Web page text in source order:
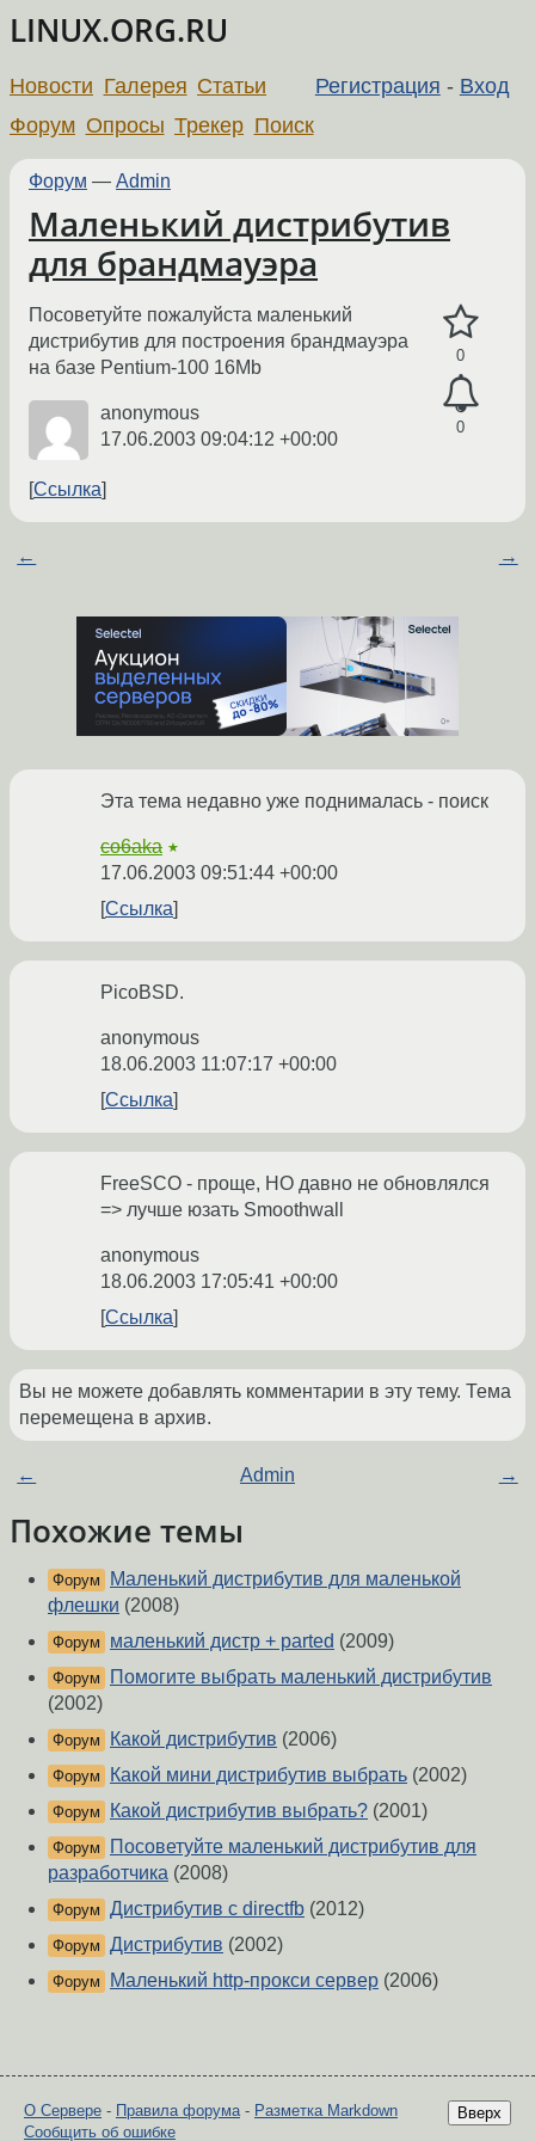
LINUX.ORG.RU
Регистрация - Вход
Новости Галерея Статьи
Форум Опросы Трекер Поиск
Форум — Admin
Маленький дистрибутив
для брандмауэра
0
0
Посоветуйте пожалуйста маленький
дистрибутив для построения брандмауэра
на базе Pentium-100 16Mb
anonymous
17.06.2003 09:04:12 +00:00
Ссылка
← →
Эта тема недавно уже поднималась - поиск
co6aka ★
17.06.2003 09:51:44 +00:00
Ссылка
PicoBSD.
anonymous
18.06.2003 11:07:17 +00:00
Ссылка
FreeSCO - проще, НО давно не обновлялся
=> лучше юзать Smoothwall
anonymous
18.06.2003 17:05:41 +00:00
Ссылка
Вы не можете добавлять комментарии в эту тему. Тема
перемещена в архив.
← Admin →
Похожие темы
Форум
Маленький дистрибутив для маленькой
флешки (2008)
Форум маленький дистр + parted (2009)
Форум
Помогите выбрать маленький дистрибутив
(2002)
Форум Какой дистрибутив (2006)
Форум Какой мини дистрибутив выбрать (2002)
Форум Какой дистрибутив выбрать? (2001)
Форум
Посоветуйте маленький дистрибутив для
разработчика (2008)
Форум Дистрибутив с directfb (2012)
Форум Дистрибутив (2002)
Форум Маленький http-прокси сервер (2006)
Вверх
О Сервере - Правила форума- Разметка Markdown
Сообщить об ошибке